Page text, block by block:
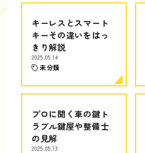
キーレスとスマート
キーその違いをはっ
きり解説
2025.05.14
未分類
プロに聞く車の鍵ト
ラブル鍵屋や整備士
の見解
2025.05.13